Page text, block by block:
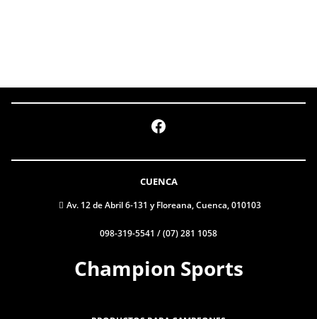
Facebook
CUENCA
Av. 12 de Abril 6-131 y Floreana, Cuenca, 010103
098-319-5541 / (07) 281 1058
Champion Sports